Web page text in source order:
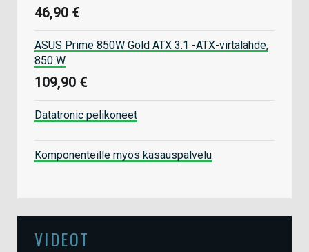
46,90 €
ASUS Prime 850W Gold ATX 3.1 -ATX-virtalähde,
850 W
109,90 €
Datatronic pelikoneet
Komponenteille myös kasauspalvelu
VIDEOT